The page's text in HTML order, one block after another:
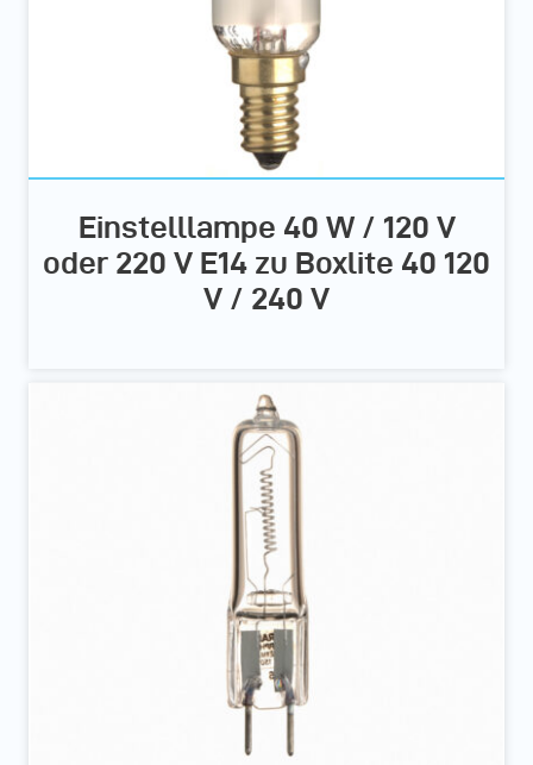
Einstelllampe 40 W / 120 V
oder 220 V E14 zu Boxlite 40 120
V / 240 V